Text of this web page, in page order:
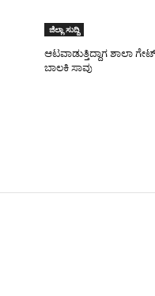
ಜಿಲ್ಲಾ ಸುದ್ದಿ
ಆಟವಾಡುತ್ತಿದ್ದಾಗ ಶಾಲಾ
ಬಾಲಕಿ ಸಾವು